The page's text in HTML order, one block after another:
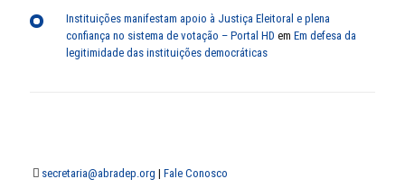
Instituições manifestam apoio à Justiça Eleitoral e plena
confiança no sistema de votação – Portal HD em Em defesa da
legitimidade das instituições democráticas
secretaria@abradep.org | Fale Conosco